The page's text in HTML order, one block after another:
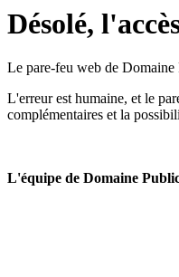
Désolé,
Le pare-feu web de Domaine
L'erreur est humaine, et le
complémentaires et la
L'équipe de Domaine